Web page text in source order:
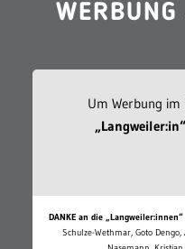
Um Werbung
„Langweiler:in“
DANKE an die
Schulze-Wethmar, Goto